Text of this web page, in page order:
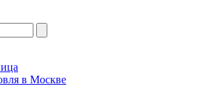
в Москве